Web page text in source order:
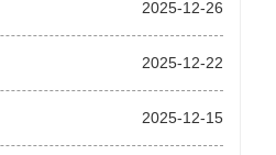
2025-12-26
2025-12-22
2025-12-15